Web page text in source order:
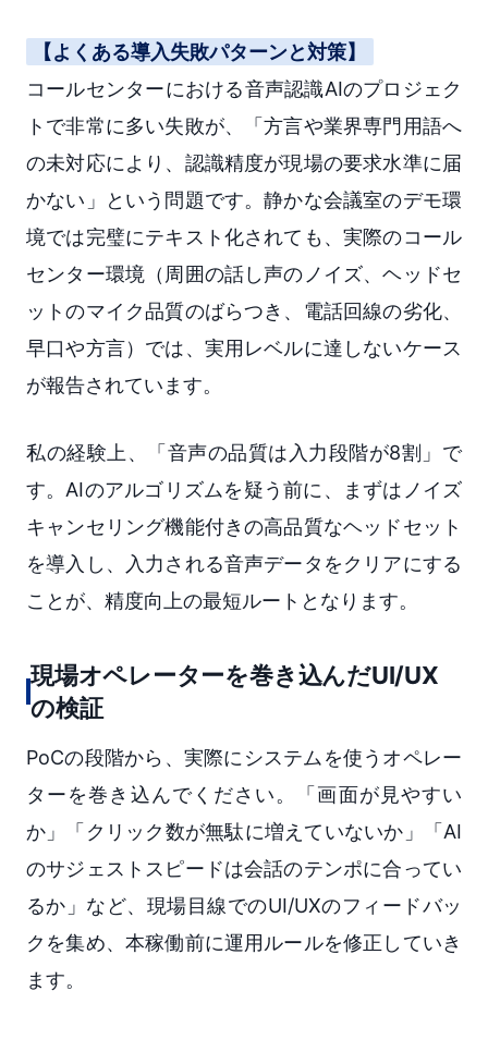
【よくある導入失敗パターンと対策】
コールセンターにおける音声認識AIのプロジェク
トで非常に多い失敗が、「方言や業界専門用語へ
の未対応により、認識精度が現場の要求水準に届
かない」という問題です。静かな会議室のデモ環
境では完璧にテキスト化されても、実際のコール
センター環境（周囲の話し声のノイズ、ヘッドセ
ットのマイク品質のばらつき、電話回線の劣化、
早口や方言）では、実用レベルに達しないケース
が報告されています。
私の経験上、「音声の品質は入力段階が8割」で
す。AIのアルゴリズムを疑う前に、まずはノイズ
キャンセリング機能付きの高品質なヘッドセット
を導入し、入力される音声データをクリアにする
ことが、精度向上の最短ルートとなります。
現場オペレーターを巻き込んだUI/UX
の検証
PoCの段階から、実際にシステムを使うオペレー
ターを巻き込んでください。「画面が見やすい
か」「クリック数が無駄に増えていないか」「AI
のサジェストスピードは会話のテンポに合ってい
るか」など、現場目線でのUI/UXのフィードバッ
クを集め、本稼働前に運用ルールを修正していき
ます。